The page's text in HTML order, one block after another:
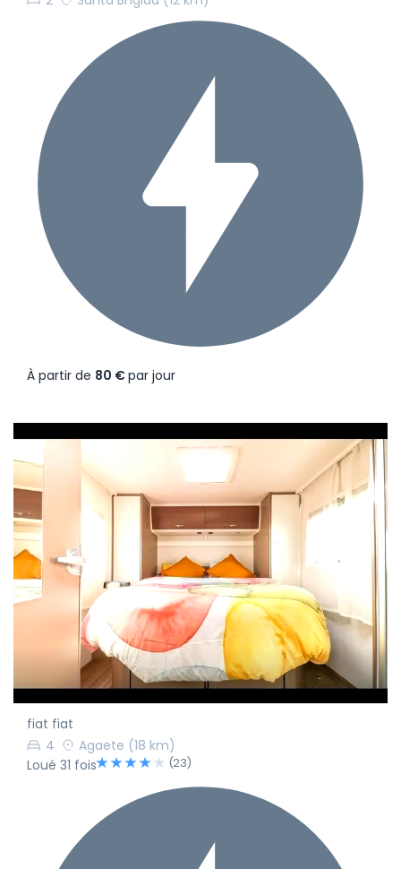
À partir de 80 €par jour
fiat fiat
4
Agaete (18 km)
Loué 31 fois
(23)